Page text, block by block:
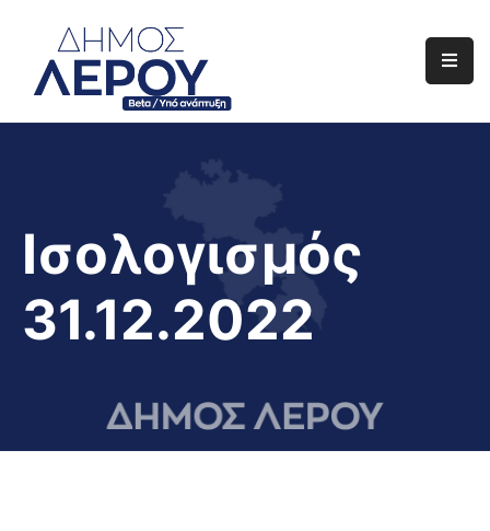
Αρχική
Διαφάνεια
Το
Νησί
Ισολογισμός
31.12.2022